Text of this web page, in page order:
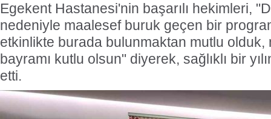
Egekent Hastanesi'nin başarılı hekimleri,
nedeniyle maalesef buruk geçen bir
etkinlikte burada bulunmaktan mutlu olduk,
bayramı kutlu olsun" diyerek, sağlıklı bir
etti.